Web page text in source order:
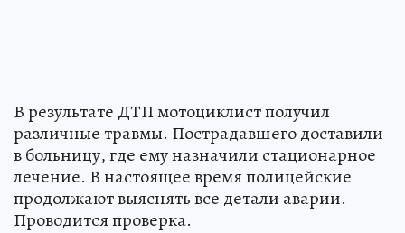
В результате ДТП мотоциклист получил
различные травмы. Пострадавшего доставили
в больницу, где ему назначили стационарное
лечение. В настоящее время полицейские
продолжают выяснять все детали аварии.
Проводится проверка.